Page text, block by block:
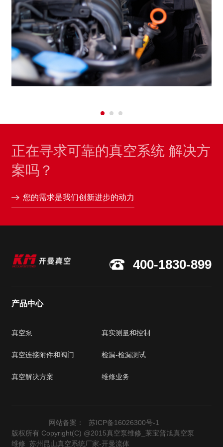
正在寻求可靠的真空系统 解决方
案吗？
您的需求是我们创新进步的动力
400-1830-899
产品中心
真空泵 真实测量和控制
真空连接附件和阀门 检漏-检漏测试
真空解决方案 维修业务
网站备案：
苏ICP备16026300号-1
版权所有 Copyright(C) @2015真空泵维修_莱宝普旭真空泵
维修_苏州昆山真空系统厂家-开曼流体